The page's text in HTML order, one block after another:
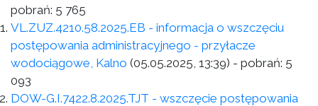
pobrań: 5 765
VL.ZUZ.4210.58.2025.EB - informacja o wszczęciu
postępowania administracyjnego - przyłacze
wodociągowe, Kalno (05.05.2025, 13:39) - pobrań: 5
093
DOW-G.I.7422.8.2025.TJT - wszczęcie postępowania